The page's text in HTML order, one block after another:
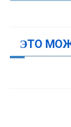
ЭТО